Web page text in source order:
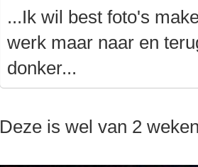
...Ik wil best foto's
werk maar naar en
donker...
Deze is wel van 2